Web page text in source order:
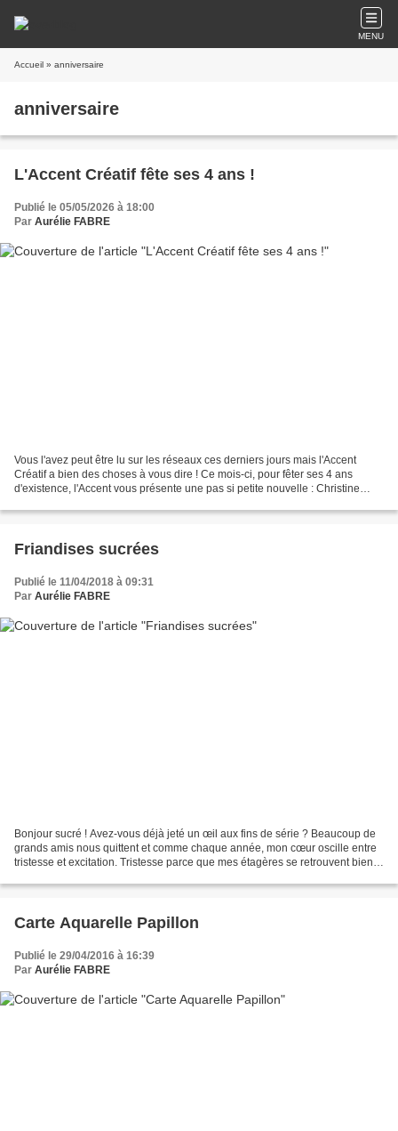
MENU
Accueil » anniversaire
anniversaire
L'Accent Créatif fête ses 4 ans !
Publié le 05/05/2026 à 18:00
Par Aurélie FABRE
Vous l'avez peut être lu sur les réseaux ces derniers jours mais l'Accent
Créatif a bien des choses à vous dire ! Ce mois-ci, pour fêter ses 4 ans
d'existence, l'Accent vous présente une pas si petite nouvelle : Christine
Friandises sucrées
Publié le 11/04/2018 à 09:31
Par Aurélie FABRE
Bonjour sucré ! Avez-vous déjà jeté un œil aux fins de série ? Beaucoup de
grands amis nous quittent et comme chaque année, mon cœur oscille entre
tristesse et excitation. Tristesse parce que mes étagères se retrouvent bien
Carte Aquarelle Papillon
Publié le 29/04/2016 à 16:39
Par Aurélie FABRE